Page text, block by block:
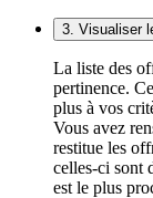
3. Visualiser
La liste des
pertinence.
plus à vos
Vous avez
restitue les
celles-ci sont
est le plus